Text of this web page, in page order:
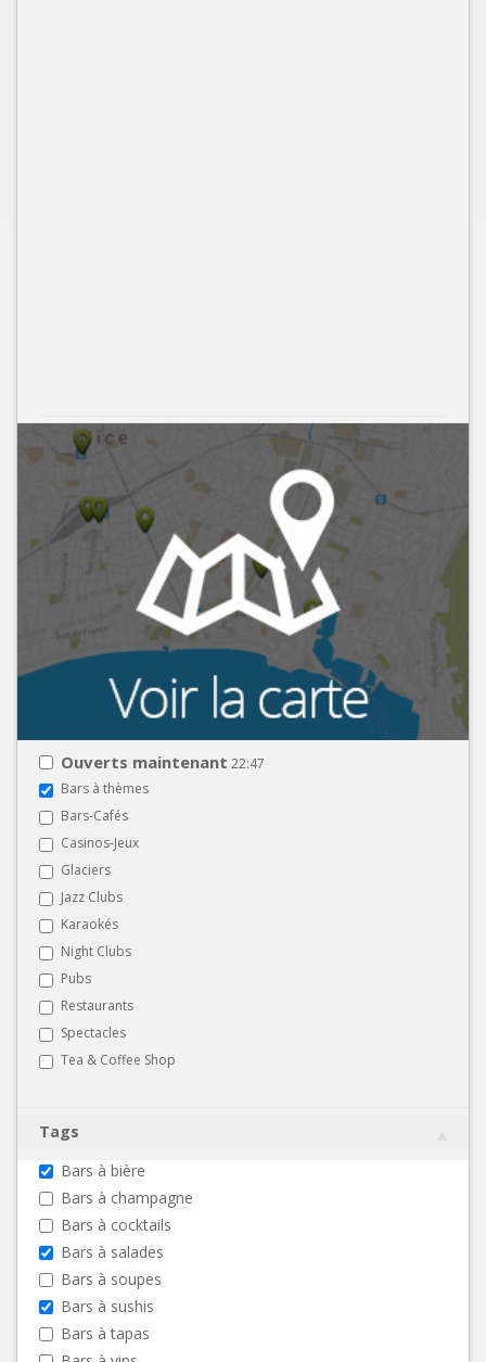
Ouverts maintenant 22:47
Bars à thèmes
Bars-Cafés
Casinos-Jeux
Glaciers
Jazz Clubs
Karaokés
Night Clubs
Pubs
Restaurants
Spectacles
Tea & Coffee Shop
Tags
Bars à bière
Bars à champagne
Bars à cocktails
Bars à salades
Bars à soupes
Bars à sushis
Bars à tapas